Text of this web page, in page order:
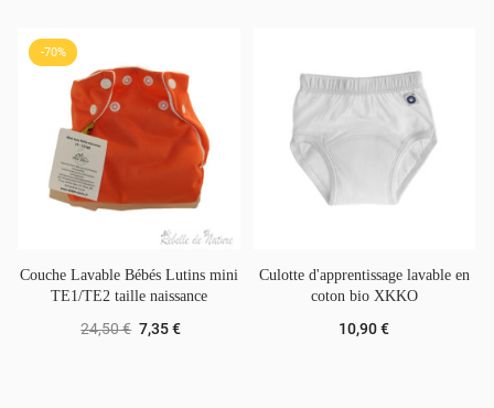
-70%
Couche Lavable Bébés Lutins mini
TE1/TE2 taille naissance
24,50 € 7,35 €
Culotte d'apprentissage lavable en
coton bio XKKO
10,90 €